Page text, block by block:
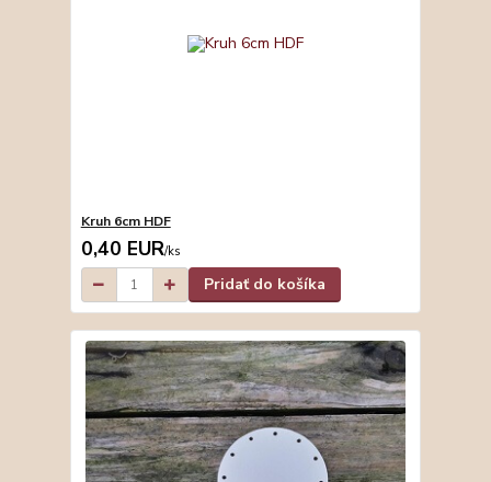
Kruh 6cm HDF
0,40 EUR/ks
Pridať do košíka